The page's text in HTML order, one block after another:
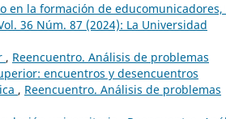
en la formación de educomunicadores,
36 Núm. 87 (2024): La Universidad
, Reencuentro. Análisis de problemas
encuentros y desencuentros
, Reencuentro. Análisis de problemas